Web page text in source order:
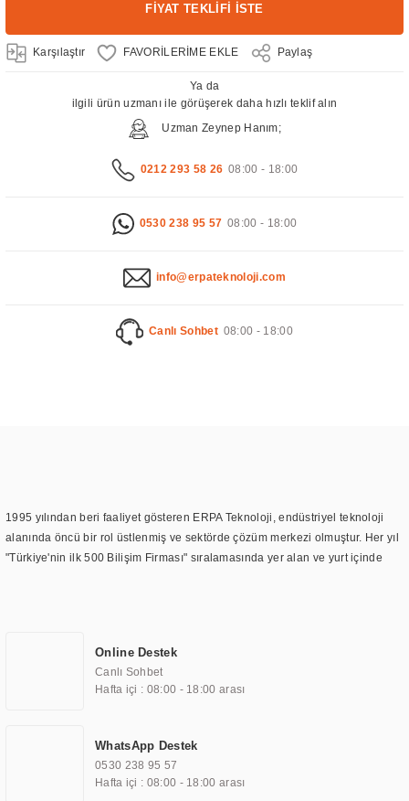
FİYAT TEKLİFİ İSTE
Karşılaştır Paylaş
Ya da
ilgili ürün uzmanı ile görüşerek daha hızlı teklif alın
Uzman Zeynep Hanım;
0212 293 58 26 08:00 - 18:00
0530 238 95 57 08:00 - 18:00
info@erpateknoloji.com
Canlı Sohbet 08:00 - 18:00
1995 yılından beri faaliyet gösteren ERPA Teknoloji, endüstriyel teknoloji
alanında öncü bir rol üstlenmiş ve sektörde çözüm merkezi olmuştur. Her yıl
"Türkiye'nin ilk 500 Bilişim Firması" sıralamasında yer alan ve yurt içinde
TOCHI markası altında kendi ürettiği ürünlerde kullanmıştır. Günümüzde
TOCHI; videowall, digital signage, kiosk, totem, akıllı durak ekranı, araç içi
ekran, asansör ekranı, digital menüboard, marin ekran, medikal ekran,
ekranları, endüstriyel ekranlar, kapı önü bilgi ekranları, panel PC,
endüstriyel Panel PC, mini PC, endüstriyel mini PC ve akıllı bina sistemleri
gibi çözümleri 4.5" ile 110” boyutları arasında üretebilirken, ayrıca standart
Online Destek
Canlı Sohbet
Hafta içi : 08:00 - 18:00 arası
WhatsApp Destek
0530 238 95 57
Hafta içi : 08:00 - 18:00 arası